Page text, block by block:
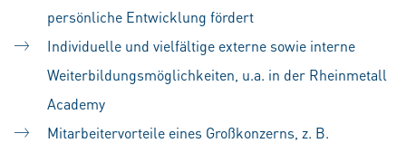
persönliche Entwicklung fördert
Individuelle und vielfältige externe sowie interne
Weiterbildungsmöglichkeiten, u.a. in der Rheinmetall
Academy
Mitarbeitervorteile eines Großkonzerns, z. B.